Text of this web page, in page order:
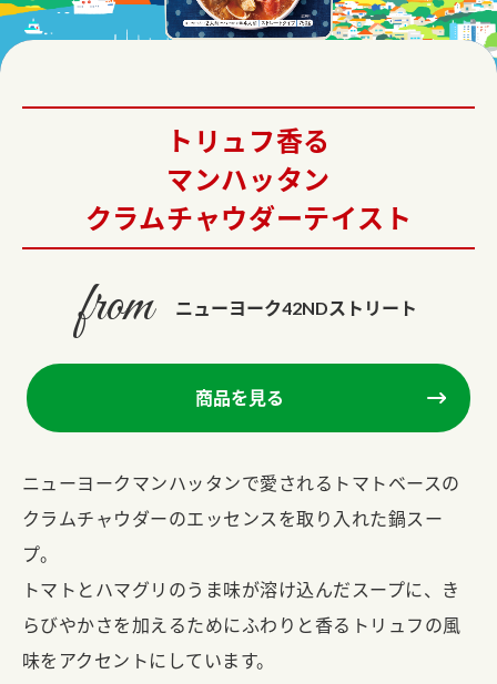
トリュフ香る
マンハッタン
クラムチャウダーテイスト
from ニューヨーク42NDストリート
商品を見る
ニューヨークマンハッタンで愛されるトマトベースの
クラムチャウダーのエッセンスを取り入れた鍋スー
プ。
トマトとハマグリのうま味が溶け込んだスープに、き
らびやかさを加えるためにふわりと香るトリュフの風
味をアクセントにしています。